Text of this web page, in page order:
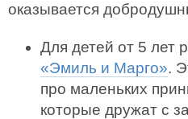
оказывается
Для детей от 5 лет
«Эмиль и Марго».
про маленьких
которые дружат с